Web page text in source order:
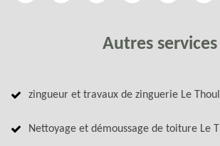
Autres services
zingueur et travaux de zinguerie Le
Nettoyage et démoussage de toiture Le